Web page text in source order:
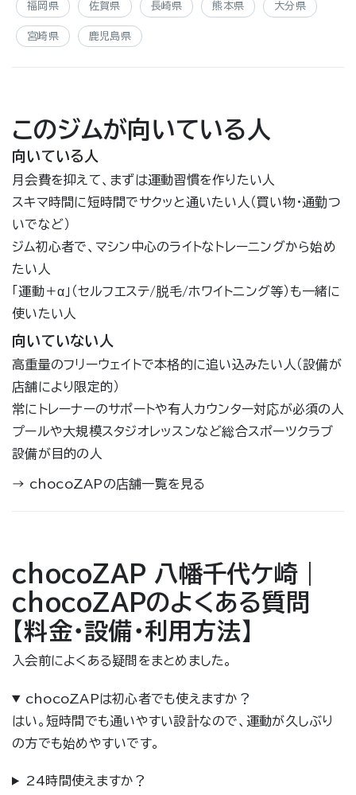
福岡県 佐賀県 長崎県 熊本県 大分県
宮崎県 鹿児島県
このジムが向いている人
向いている人
月会費を抑えて、まずは運動習慣を作りたい人
スキマ時間に短時間でサクッと通いたい人（買い物・通勤つ
いでなど）
ジム初心者で、マシン中心のライトなトレーニングから始め
たい人
「運動＋α」（セルフエステ/脱毛/ホワイトニング等）も一緒に
使いたい人
向いていない人
高重量のフリーウェイトで本格的に追い込みたい人（設備が
店舗により限定的）
常にトレーナーのサポートや有人カウンター対応が必須の人
プールや大規模スタジオレッスンなど総合スポーツクラブ
設備が目的の人
→ chocoZAPの店舗一覧を見る
chocoZAP 八幡千代ケ崎｜
chocoZAPのよくある質問
【料金・設備・利用方法】
入会前によくある疑問をまとめました。
chocoZAPは初心者でも使えますか？
はい。短時間でも通いやすい設計なので、運動が久しぶり
の方でも始めやすいです。
24時間使えますか？